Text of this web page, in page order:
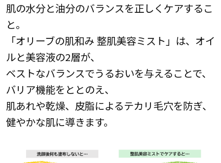
肌の水分と油分のバランスを正しくケアするこ
と。
「オリーブの肌和み 整肌美容ミスト」は、オイ
ルと美容液の2層が、
ベストなバランスでうるおいを与えることで、
バリア機能をととのえ、
肌あれや乾燥、皮脂によるテカリ毛穴を防ぎ、
健やかな肌に導きます。